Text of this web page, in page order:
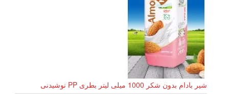
شیر بادام بدون شکر 1000 میلی لیتر بطری PP نوشیدنی